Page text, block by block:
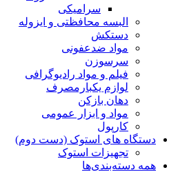
سرامیکی
البسه محافظتی و ایزوله
دستکش
مواد ضدعفونی
سرسوزن
فیلم و مواد رادیوگرافی
لوازم یکبارمصرف
دهان بازکن
مواد و ابزار عمومی
کارپول
دستگاه های استوک (دست دوم)
تجهیزات استوک
همه دسته‌بندی‌ها